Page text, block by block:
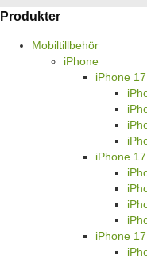
Produkter
Mobiltillbehör
iPhone
iPhone 17
iPhone
iPhone